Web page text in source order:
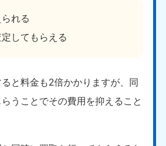
れる
してもらえる
と料金も2倍かかりますが、同
うことでその費用を抑えること